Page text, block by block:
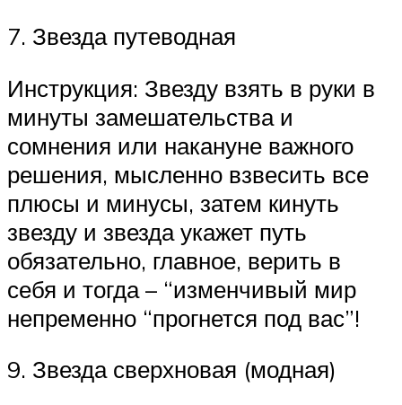
7. Звезда путеводная
Инструкция: Звезду взять в руки в
минуты замешательства и
сомнения или накануне важного
решения, мысленно взвесить все
плюсы и минусы, затем кинуть
звезду и звезда укажет путь
обязательно, главное, верить в
себя и тогда – “изменчивый мир
непременно “прогнется под вас”!
9. Звезда сверхновая (модная)